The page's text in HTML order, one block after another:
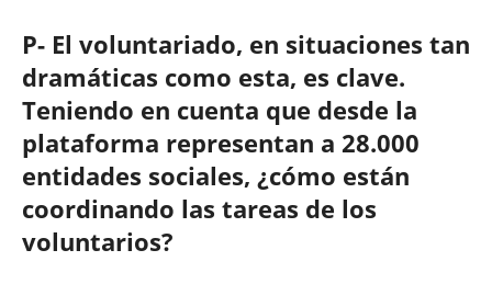
P- El voluntariado, en situaciones tan
dramáticas como esta, es clave.
Teniendo en cuenta que desde la
plataforma representan a 28.000
entidades sociales, ¿cómo están
coordinando las tareas de los
voluntarios?